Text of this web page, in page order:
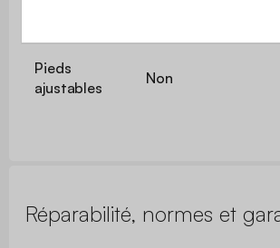
Pieds
ajustables
Non
Réparabilité, normes et